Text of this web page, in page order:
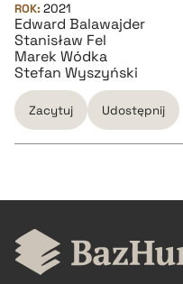
BIBTEX
pobierz cytat
ROK: 2021
Edward Balawajder
Stanisław Fel
Marek Wódka
Stefan Wyszyński
Zacytuj Udostępnij
CZYSTY TEKST
pobierz cytat